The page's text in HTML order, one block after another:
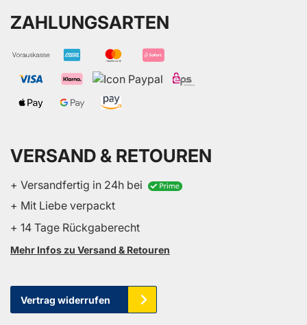
ZAHLUNGSARTEN
VERSAND & RETOUREN
+ Versandfertig in 24h bei
+ Mit Liebe verpackt
+ 14 Tage Rückgaberecht
Mehr Infos zu Versand & Retouren
Vertrag widerrufen